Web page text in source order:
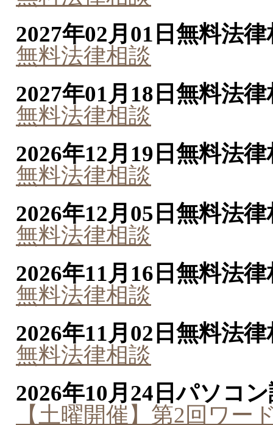
2027年02月01日 無料法律
無料法律相談
2027年01月18日 無料法律
無料法律相談
2026年12月19日 無料法律
無料法律相談
2026年12月05日 無料法律
無料法律相談
2026年11月16日 無料法律
無料法律相談
2026年11月02日 無料法律
無料法律相談
2026年10月24日パソコ
【土曜開催】第2回ワー